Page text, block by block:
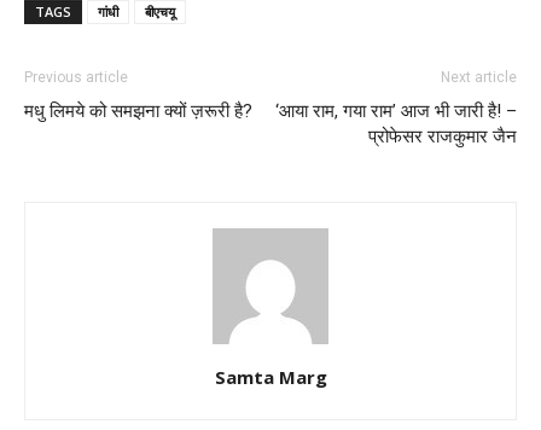
TAGS गांधी बीएचयू
Previous article
मधु लिमये को समझना क्यों ज़रूरी है?
Next article
‘आया राम, गया राम’ ‌आज भी जारी है! –
प्रोफेसर राजकुमार जैन
Samta Marg